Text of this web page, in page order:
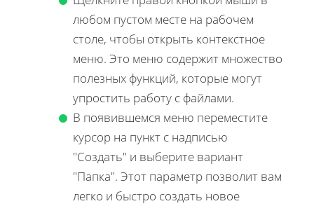
любом пустом месте на рабочем
столе, чтобы открыть контекстное
меню. Это меню содержит множество
полезных функций, которые могут
упростить работу с файлами.
В появившемся меню переместите
курсор на пункт с надписью
"Создать" и выберите вариант
"Папка". Этот параметр позволит вам
легко и быстро создать новое